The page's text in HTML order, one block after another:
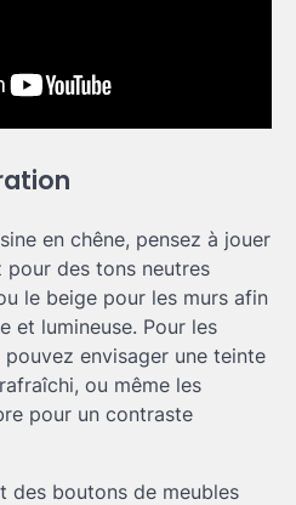
en chêne, pensez à jouer
pour des tons neutres
le beige pour les murs afin
et lumineuse. Pour les
envisager une teinte
ou même les
pour un contraste
des boutons de meubles